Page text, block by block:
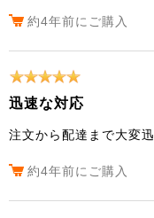
約4年前にご購入
迅速な対応
注文から配達まで大変
約4年前にご購入